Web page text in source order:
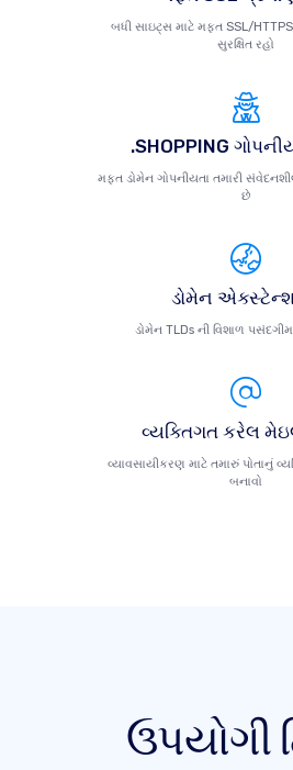
બધી સાઇટ્સ માટે મફત SSL/
સુરક્ષિત રહો
.SHOPPING
મફત ડોમેન ગોપનીયતા તમારી
છે
ડોમેન
ડોમેન TLDs ની વિશાળ
વ્યક્તિગત કરેલ
વ્યાવસાયીકરણ માટે તમારું પોતાનું
બનાવો
ઉપયોગી